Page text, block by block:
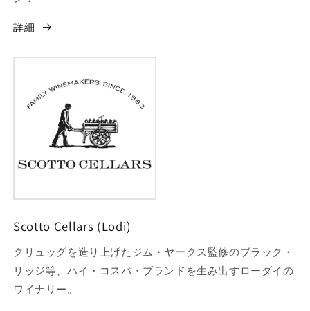
詳細
Scotto Cellars (Lodi)
クリュッグを造り上げたジム・ヤークス監修のブラック・
リッジ等、ハイ・コスパ・ブランドを生み出すローダイの
ワイナリー。